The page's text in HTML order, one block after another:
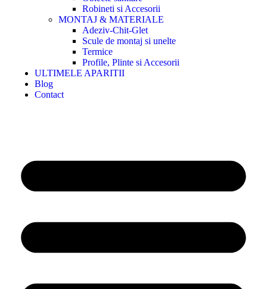
Robineti si Accesorii
MONTAJ & MATERIALE
Adeziv-Chit-Glet
Scule de montaj si unelte
Termice
Profile, Plinte si Accesorii
ULTIMELE APARITII
Blog
Contact